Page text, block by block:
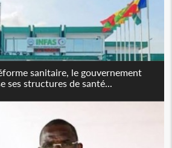
sanitaire, le gouvernement
ses structures de santé...